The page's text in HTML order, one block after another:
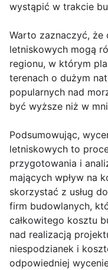
wystąpić w trakcie
Warto zaznaczyć,
letniskowych mogą
regionu, w którym
terenach o dużym
popularnych nad
być wyższe niż w
Podsumowując,
letniskowych to
przygotowania i
mających wpływ na
skorzystać z usług
firm budowlanych,
całkowitego kosztu
nad realizacją
niespodzianek i
odpowiedniej